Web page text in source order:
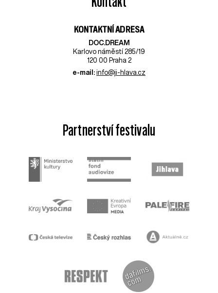
KONTAKTNÍ ADRESA
DOC.DREAM​
Karlovo náměstí 285/19
120 00 Praha 2
e-mail: info@ji-hlava.cz
Partnerství festivalu